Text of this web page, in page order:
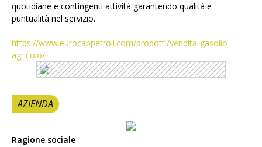
quotidiane e contingenti attività garantendo qualità e
puntualità nel servizio.
https://www.eurocappetroli.com/prodotti/vendita-gasolio-
agricolo/
AZIENDA
Ragione sociale